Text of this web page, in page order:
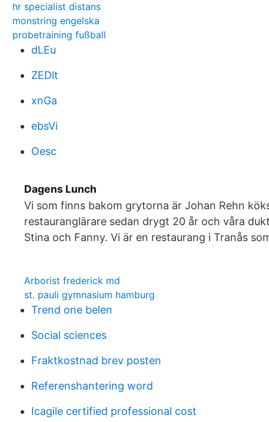
hr specialist distans
monstring engelska
probetraining fußball
dLEu
ZEDlt
xnGa
ebsVi
Oesc
Dagens Lunch
Vi som finns bakom grytorna är Johan Rehn
restauranglärare sedan drygt 20 år och våra
Stina och Fanny. Vi är en restaurang i Tranås
Arborist frederick md
st. pauli gymnasium hamburg
Trend one belen
Social sciences
Fraktkostnad brev posten
Referenshantering word
Icagile certified professional cost